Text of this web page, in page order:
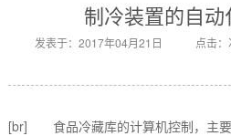
制冷装置的自
发表于：2017年04月21日 点击：
[br] 食品冷藏库的计算机控制，主要